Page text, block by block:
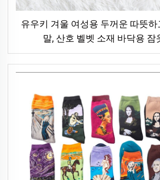
유우키 겨울 여성용 두꺼운 따뜻
말, 산호 벨벳 소재 바닥용 잠